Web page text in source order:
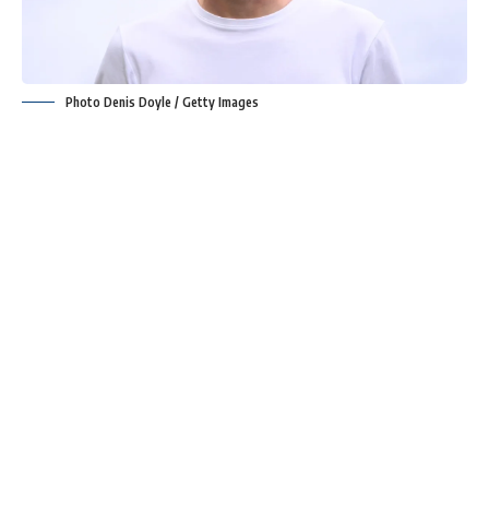
Photo Denis Doyle / Getty Images